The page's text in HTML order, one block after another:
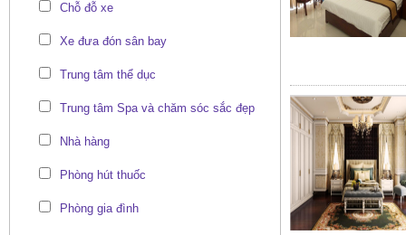
Chỗ đỗ xe
Xe đưa đón sân bay
Trung tâm thể dục
Trung tâm Spa và chăm sóc sắc đẹp
Nhà hàng
Phòng hút thuốc
Phòng gia đình